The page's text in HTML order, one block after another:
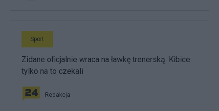
Sport
Zidane oficjalnie wraca na ławkę trenerską. Kibice
tylko na to czekali
Redakcja